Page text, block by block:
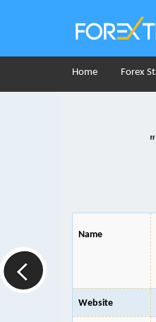
Home Forex
Name
Website